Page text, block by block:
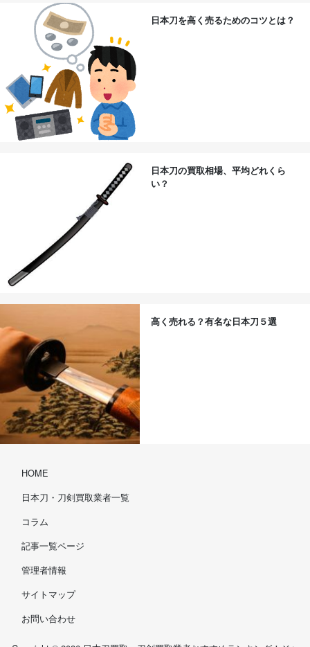
日本刀を高く売るためのコツとは？
日本刀の買取相場、平均どれくら
い？
高く売れる？有名な日本刀５選
HOME
日本刀・刀剣買取業者一覧
コラム
記事一覧ページ
管理者情報
サイトマップ
お問い合わせ